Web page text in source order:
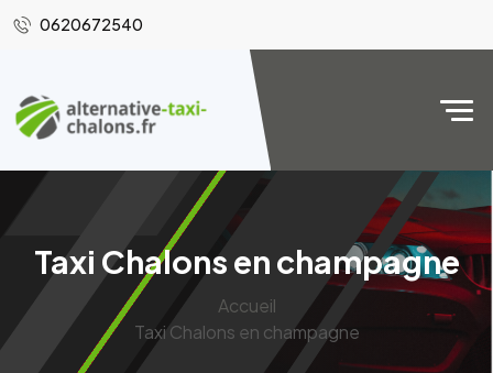
0620672540
Taxi Chalons en champagne
Accueil
Taxi Chalons en champagne